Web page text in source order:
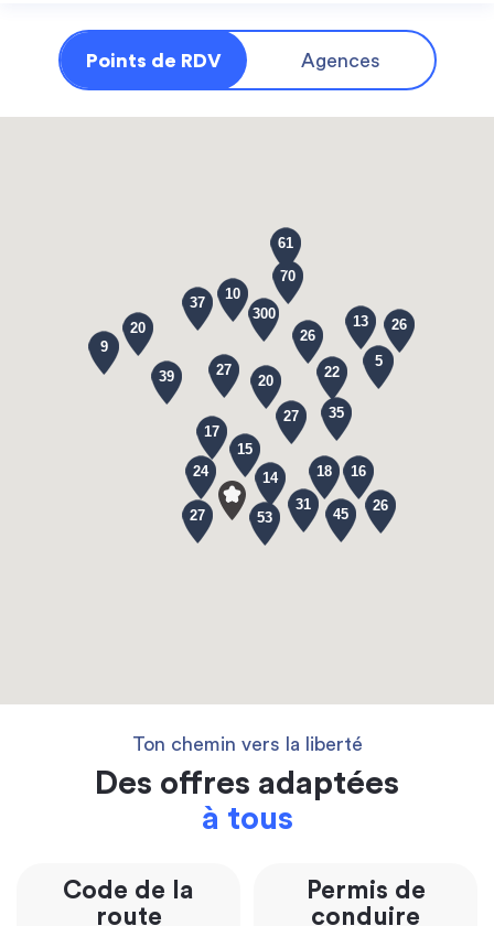
Points de RDV Agences
35
70
27
16
26
26
53
14
45
37
17
20
15
22
300
20
18
9
24
31
27
39
13
61
27
26
10
5
Ton chemin vers la liberté
Des offres adaptées
à tous
Code de la
route
Permis de
conduire